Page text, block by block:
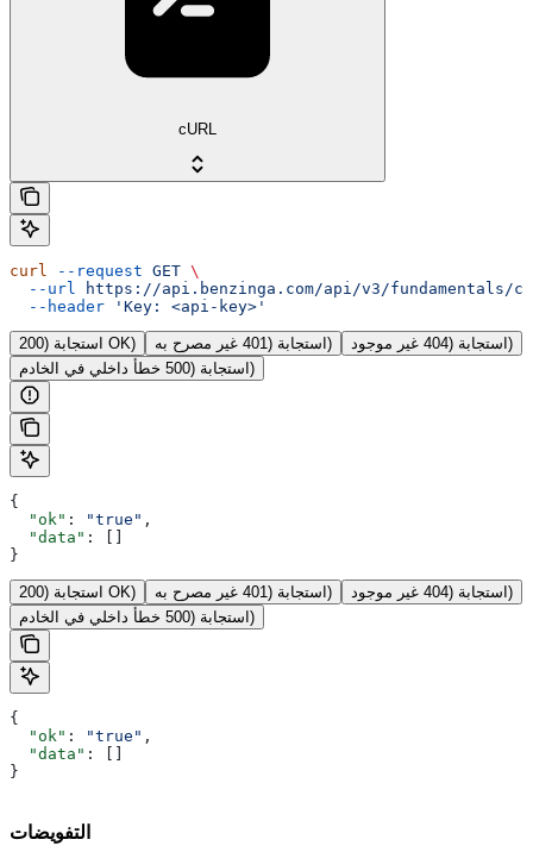
cURL
curl --request GET \
  --url
https://api.benzinga.com/api/v3/fundamentals/
  --header
'Key: <api-key>'
استجابة (200 OK) استجابة (401 غير مصرح به)
استجابة (404 غير موجود)
استجابة (500 خطأ داخلي في الخادم)
{
  "ok"
: "true" ,
  "data"
: []
}
استجابة (200 OK) استجابة (401 غير مصرح به)
استجابة (404 غير موجود)
استجابة (500 خطأ داخلي في الخادم)
{
  "ok"
: "true" ,
  "data"
: []
}
التفويضات